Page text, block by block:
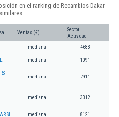
en el ranking de Recambios Dakar
Ventas (€)
Sector
Actividad
mediana 4683
mediana 1091
mediana 7911
mediana 3312
SL mediana 8121